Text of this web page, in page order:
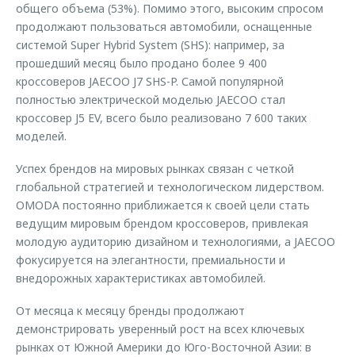
общего объема (53%). Помимо этого, высоким спросом
продолжают пользоваться автомобили, оснащенные
системой Super Hybrid System (SHS): например, за
прошедший месяц было продано более 9 400
кроссоверов JAECOO J7 SHS-P. Самой популярной
полностью электрической моделью JAECOO стал
кроссовер J5 EV, всего было реализовано 7 600 таких
моделей.
Успех брендов на мировых рынках связан с четкой
глобальной стратегией и технологическом лидерством.
OMODA постоянно приближается к своей цели стать
ведущим мировым брендом кроссоверов, привлекая
молодую аудиторию дизайном и технологиями, а JAECOO
фокусируется на элегантности, премиальности и
внедорожных характеристиках автомобилей.
От месяца к месяцу бренды продолжают
демонстрировать уверенный рост на всех ключевых
рынках от Южной Америки до Юго-Восточной Азии: в